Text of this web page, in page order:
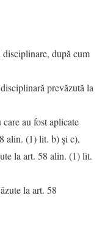
după cum
prevăzută la
au fost aplicate
alin. (1) lit. b) şi c),
la art. 58 alin. (1) lit.
la art. 58